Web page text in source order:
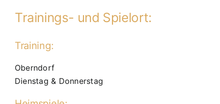
Trainings- und Spielort:
Training:
Oberndorf
Dienstag & Donnerstag